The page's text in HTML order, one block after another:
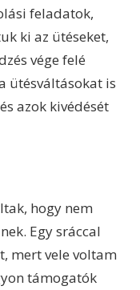
feladatok,
ki az ütéseket,
vége felé
ütésváltásokat is
azok kivédését
hogy nem
Egy sráccal
mert vele voltam
támogatók